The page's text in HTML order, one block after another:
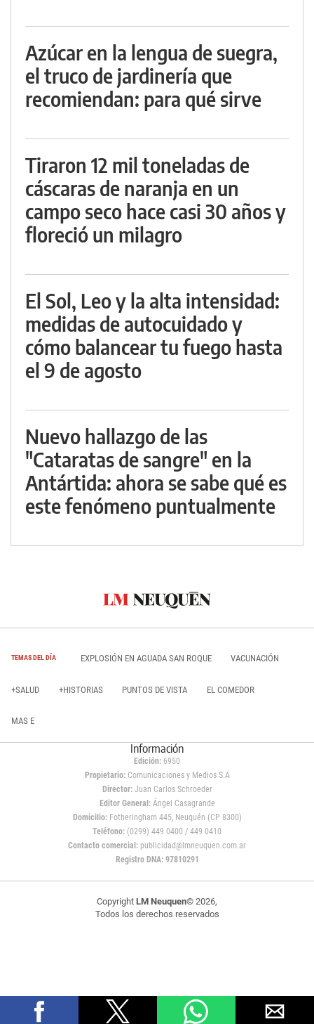
Azúcar en la lengua de suegra,
el truco de jardinería que
recomiendan: para qué sirve
Tiraron 12 mil toneladas de
cáscaras de naranja en un
campo seco hace casi 30 años y
floreció un milagro
El Sol, Leo y la alta intensidad:
medidas de autocuidado y
cómo balancear tu fuego hasta
el 9 de agosto
Nuevo hallazgo de las
"Cataratas de sangre" en la
Antártida: ahora se sabe qué es
este fenómeno puntualmente
TEMAS DEL DÍA EXPLOSIÓN EN AGUADA SAN ROQUE VACUNACIÓN
+SALUD +HISTORIAS PUNTOS DE VISTA EL COMEDOR
MAS E
Información
Edición: 6950
Propietario:Comunicaciones y Medios S.A
Director: Juan Carlos Schroeder
Editor General:Ángel Casagrande
Domicilio:Fotheringham 445, Neuquén (CP 8300)
Teléfono: (0299) 449 0400 / 449 0410
Contacto comercial: publicidad@lmneuquen.com.ar
Registro DNA: 97810291
Copyright LM Neuquen© 2026,
Todos los derechos reservados